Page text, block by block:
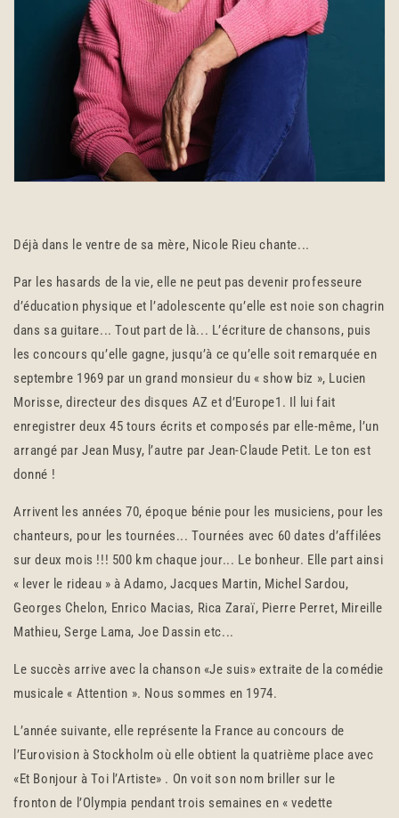
Déjà dans le ventre de sa mère, Nicole Rieu chante...
Par les hasards de la vie, elle ne peut pas devenir professeure
d’éducation physique et l’adolescente qu’elle est noie son chagrin
dans sa guitare... Tout part de là... L’écriture de chansons, puis
les concours qu’elle gagne, jusqu’à ce qu’elle soit remarquée en
septembre 1969 par un grand monsieur du « show biz », Lucien
Morisse, directeur des disques AZ et d’Europe1. Il lui fait
enregistrer deux 45 tours écrits et composés par elle-même, l’un
arrangé par Jean Musy, l’autre par Jean-Claude Petit. Le ton est
donné !
Arrivent les années 70, époque bénie pour les musiciens, pour les
chanteurs, pour les tournées... Tournées avec 60 dates d’affilées
sur deux mois !!! 500 km chaque jour... Le bonheur. Elle part ainsi
« lever le rideau » à Adamo, Jacques Martin, Michel Sardou,
Georges Chelon, Enrico Macias, Rica Zaraï, Pierre Perret, Mireille
Mathieu, Serge Lama, Joe Dassin etc...
Le succès arrive avec la chanson «Je suis» extraite de la comédie
musicale « Attention ». Nous sommes en 1974.
L’année suivante, elle représente la France au concours de
l’Eurovision à Stockholm où elle obtient la quatrième place avec
«Et Bonjour à Toi l’Artiste» . On voit son nom briller sur le
fronton de l’Olympia pendant trois semaines en « vedette